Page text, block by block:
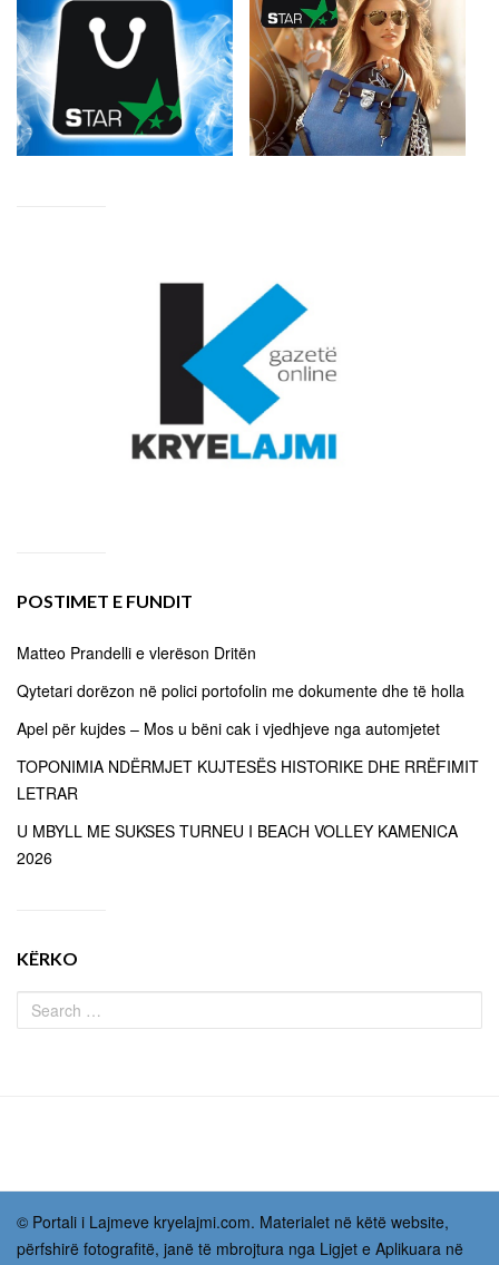
POSTIMET E FUNDIT
Matteo Prandelli e vlerëson Dritën
Qytetari dorëzon në polici portofolin me dokumente dhe të holla
Apel për kujdes – Mos u bëni cak i vjedhjeve nga automjetet
TOPONIMIA NDËRMJET KUJTESËS HISTORIKE DHE RRËFIMIT
LETRAR
U MBYLL ME SUKSES TURNEU I BEACH VOLLEY KAMENICA
2026
KËRKO
© Portali i Lajmeve kryelajmi.com. Materialet në këtë website,
përfshirë fotografitë, janë të mbrojtura nga Ligjet e Aplikuara në